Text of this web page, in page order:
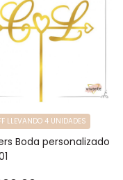
Boda personalizado
LLEVANDO 4 UNIDADES